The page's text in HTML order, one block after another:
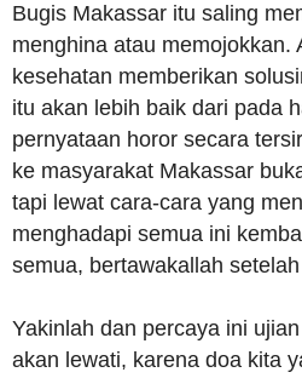
Bugis Makassar itu saling
menghina atau memojokkan.
kesehatan memberikan
itu akan lebih baik dari pada
pernyataan horor secara
ke masyarakat Makassar
tapi lewat cara-cara yang
menghadapi semua ini
semua, bertawakallah
Yakinlah dan percaya ini
akan lewati, karena doa kita